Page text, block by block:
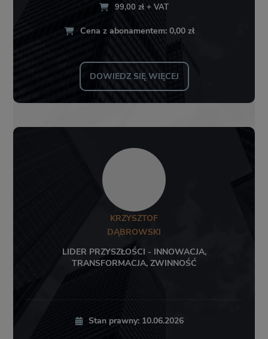
99,00 zł + VAT
Cena z abonamentem: 0,00 zł
DOWIEDZ SIĘ WIĘCEJ
KRZYSZTOF
DĄBROWSKI
LIDER PRZYSZŁOŚCI - INNOWACJA,
TRANSFORMACJA, ZWINNOŚĆ
Stan prawny: 10.06.2026